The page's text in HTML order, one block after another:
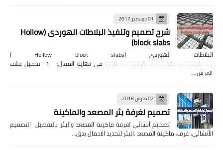
01 ديسمبر 2017
شرح تصميم وتنفيذ البلاطات الهوردى (Hollow
block slabs)
البلاطات الهوردي (Hollow block slabs )
=============================== فى نهاية المقال: 1- تحميل ملف
pdf ش…
02 مارس 2018
تصميم لغرفة بئر المصعد والماكينة
تصميم أنشائي لغرفة ماكينة المصعد والبئر بالتفصيل التصميم
الأنشائي, غرف, ماكينة المصعد ,البئر لتحديد الاحمال بدق…